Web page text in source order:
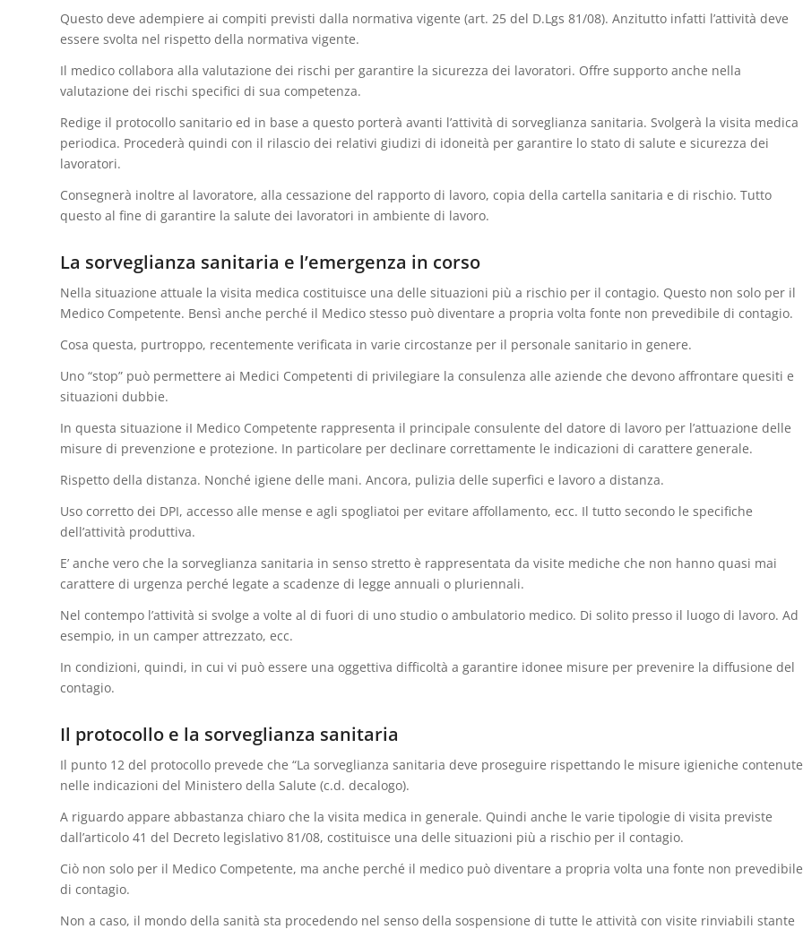
Questo deve adempiere ai compiti previsti dalla normativa vigente (art. 25 del D.Lgs 81/08). Anzitutto infatti l’attività deve
essere svolta nel rispetto della normativa vigente.
Il medico collabora alla valutazione dei rischi per garantire la sicurezza dei lavoratori. Offre supporto anche nella
valutazione dei rischi specifici di sua competenza.
Redige il protocollo sanitario ed in base a questo porterà avanti l’attività di sorveglianza sanitaria. Svolgerà la visita medica
periodica. Procederà quindi con il rilascio dei relativi giudizi di idoneità per garantire lo stato di salute e sicurezza dei
lavoratori.
Consegnerà inoltre al lavoratore, alla cessazione del rapporto di lavoro, copia della cartella sanitaria e di rischio. Tutto
questo al fine di garantire la salute dei lavoratori in ambiente di lavoro.
La sorveglianza sanitaria e l’emergenza in corso
Nella situazione attuale la visita medica costituisce una delle situazioni più a rischio per il contagio. Questo non solo per il
Medico Competente. Bensì anche perché il Medico stesso può diventare a propria volta fonte non prevedibile di contagio.
Cosa questa, purtroppo, recentemente verificata in varie circostanze per il personale sanitario in genere.
Uno “stop” può permettere ai Medici Competenti di privilegiare la consulenza alle aziende che devono affrontare quesiti e
situazioni dubbie.
In questa situazione iI Medico Competente rappresenta il principale consulente del datore di lavoro per l’attuazione delle
misure di prevenzione e protezione. In particolare per declinare correttamente le indicazioni di carattere generale.
Rispetto della distanza. Nonché igiene delle mani. Ancora, pulizia delle superfici e lavoro a distanza.
Uso corretto dei DPI, accesso alle mense e agli spogliatoi per evitare affollamento, ecc. Il tutto secondo le specifiche
dell’attività produttiva.
E’ anche vero che la sorveglianza sanitaria in senso stretto è rappresentata da visite mediche che non hanno quasi mai
carattere di urgenza perché legate a scadenze di legge annuali o pluriennali.
Nel contempo l’attività si svolge a volte al di fuori di uno studio o ambulatorio medico. Di solito presso il luogo di lavoro. Ad
esempio, in un camper attrezzato, ecc.
In condizioni, quindi, in cui vi può essere una oggettiva difficoltà a garantire idonee misure per prevenire la diffusione del
contagio.
Il protocollo e la sorveglianza sanitaria
Il punto 12 del protocollo prevede che “La sorveglianza sanitaria deve proseguire rispettando le misure igieniche contenute
nelle indicazioni del Ministero della Salute (c.d. decalogo).
A riguardo appare abbastanza chiaro che la visita medica in generale. Quindi anche le varie tipologie di visita previste
dall’articolo 41 del Decreto legislativo 81/08, costituisce una delle situazioni più a rischio per il contagio.
Ciò non solo per il Medico Competente, ma anche perché il medico può diventare a propria volta una fonte non prevedibile
di contagio.
Non a caso, il mondo della sanità sta procedendo nel senso della sospensione di tutte le attività con visite rinviabili stante